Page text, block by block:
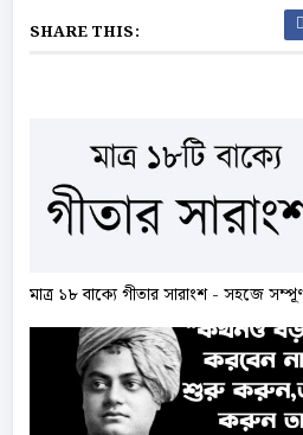
SHARE THIS:
মাত্র ১৮ বাক্যে গীতার সারাংশ - সহজে